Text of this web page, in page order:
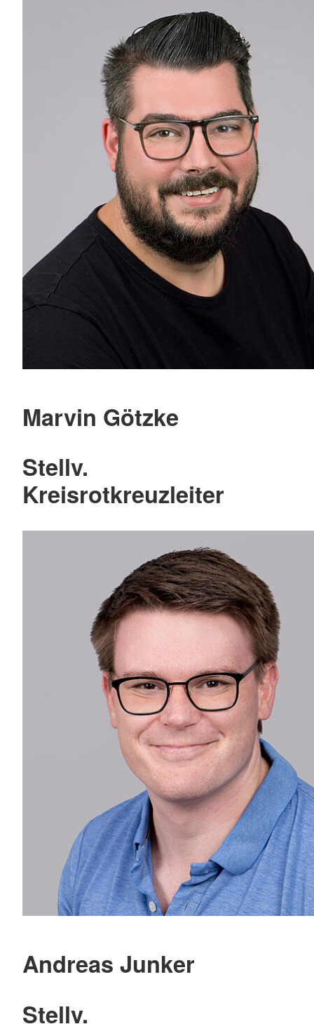
Marvin Götzke
Stellv.
Kreisrotkreuzleiter
Andreas Junker
Stellv.